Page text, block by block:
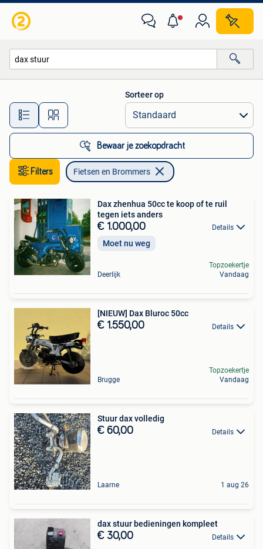
Alle afstanden…
Sorteer op
Bewaar je zoekopdracht
Filters Fietsen en Brommers
Dax zhenhua 50cc te koop of te ruil
tegen iets anders
€ 1.000,00 Details
Moet nu weg
Deerlijk
Topzoekertje
Vandaag
[NIEUW] Dax Bluroc 50cc
€ 1.550,00 Details
Brugge
Topzoekertje
Vandaag
Stuur dax volledig
€ 60,00 Details
Laarne 1 aug 26
dax stuur bedieningen kompleet
€ 30,00 Details